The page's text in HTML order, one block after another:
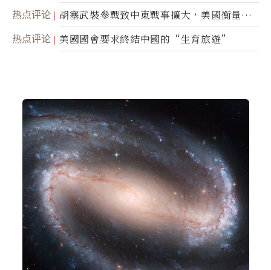
民權力度
热点评论
胡塞武裝參戰致中東戰事擴大，美國衡量地
面入侵的可能性
热点评论 美國國會要求終結中國的“生育旅遊”